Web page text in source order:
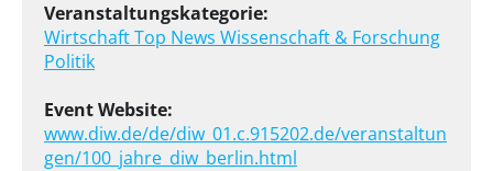
Veranstaltungskategorie:
WirtschaftTop News Wissenschaft & Forschung
Politik
Event Website:
www.diw.de/de/diw_01.c.915202.de/veranstaltun
gen/100_jahre_diw_berlin.html